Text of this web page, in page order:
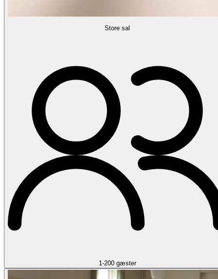
Store sal
1-200 gæster